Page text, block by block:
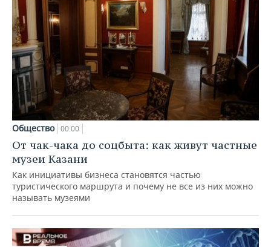
Общество 00:00
От чак-чака до соцбыта: как живут частные
музеи Казани
Как инициативы бизнеса становятся частью
туристического маршрута и почему не все из них можно
называть музеями